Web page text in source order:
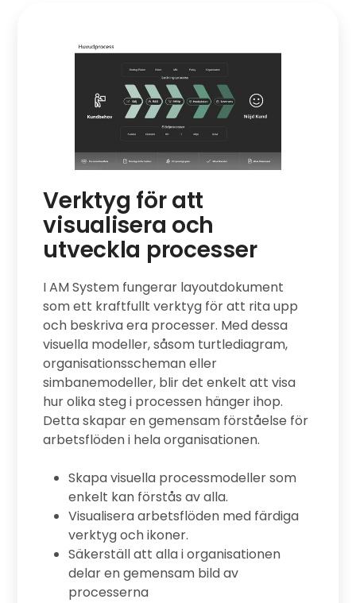
Verktyg för att
visualisera och
utveckla processer
I AM System fungerar layoutdokument
som ett kraftfullt verktyg för att rita upp
och beskriva era processer. Med dessa
visuella modeller, såsom turtlediagram,
organisationsscheman eller
simbanemodeller, blir det enkelt att visa
hur olika steg i processen hänger ihop.
Detta skapar en gemensam förståelse för
arbetsflöden i hela organisationen.
Skapa visuella processmodeller som
enkelt kan förstås av alla.
Visualisera arbetsflöden med färdiga
verktyg och ikoner.
Säkerställ att alla i organisationen
delar en gemensam bild av
processerna